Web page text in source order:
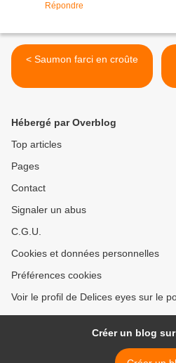
Répondre
< Saumon farci en croûte
Hébergé par Overblog
Top articles
Pages
Contact
Signaler un abus
C.G.U.
Cookies et données personnelles
Préférences cookies
Voir le profil de Delices eyes sur le
Créer un blog